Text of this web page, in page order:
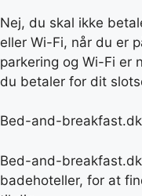
Nej, du skal ikke
eller Wi-Fi, når du er
parkering og Wi-Fi er
du betaler for dit
Bed-and-breakfast.dk
Bed-and-
badehoteller, for at